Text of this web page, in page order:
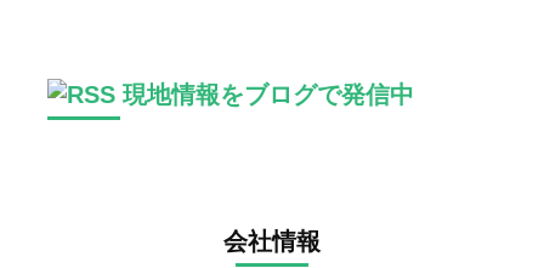
現地情報をブログで発信中
会社情報